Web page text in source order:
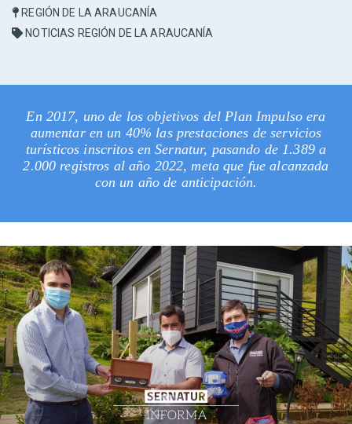
REGIÓN DE LA ARAUCANÍA
NOTICIAS REGIÓN DE LA ARAUCANÍA
En 2017, uno de los objetivos del Plan Impulso era
aumentar en un 40% las prestaciones de servicios
turísticos inscritos en Sernatur, pasando de 1.389 a
2.000 registros al año 2022, meta que fue alcanzada
con un año de anticipación.